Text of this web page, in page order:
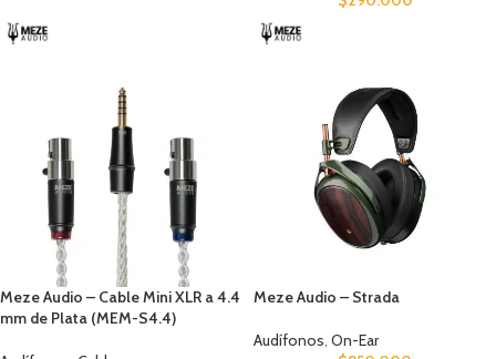
Meze Audio – Cable Mini XLR a 4.4
mm de Plata (MEM-S4.4)
Meze Audio – Strada
Audífonos, On-Ear